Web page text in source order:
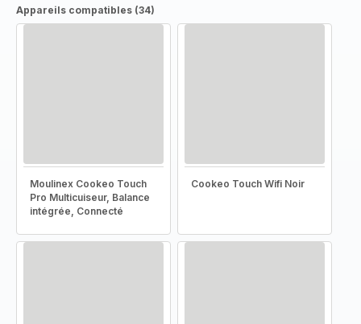
Appareils compatibles (34)
Moulinex Cookeo Touch
Pro Multicuiseur, Balance
intégrée, Connecté
Cookeo Touch Wifi Noir